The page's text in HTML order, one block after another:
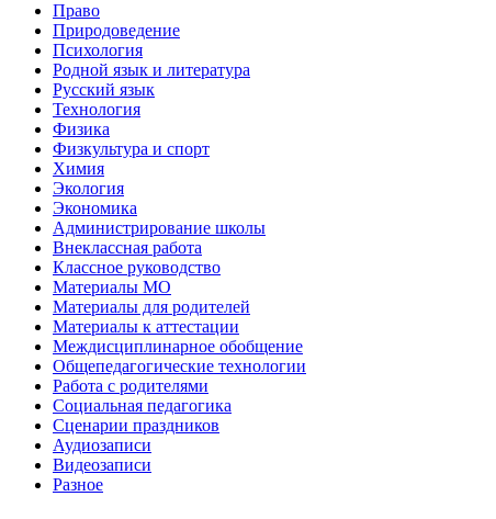
Право
Природоведение
Психология
Родной язык и литература
Русский язык
Технология
Физика
Физкультура и спорт
Химия
Экология
Экономика
Администрирование школы
Внеклассная работа
Классное руководство
Материалы МО
Материалы для родителей
Материалы к аттестации
Междисциплинарное обобщение
Общепедагогические технологии
Работа с родителями
Социальная педагогика
Сценарии праздников
Аудиозаписи
Видеозаписи
Разное